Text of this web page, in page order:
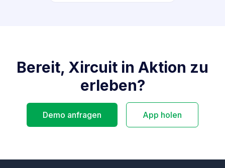
Bereit, Xircuit in Aktion zu
erleben?
Demo anfragen App holen